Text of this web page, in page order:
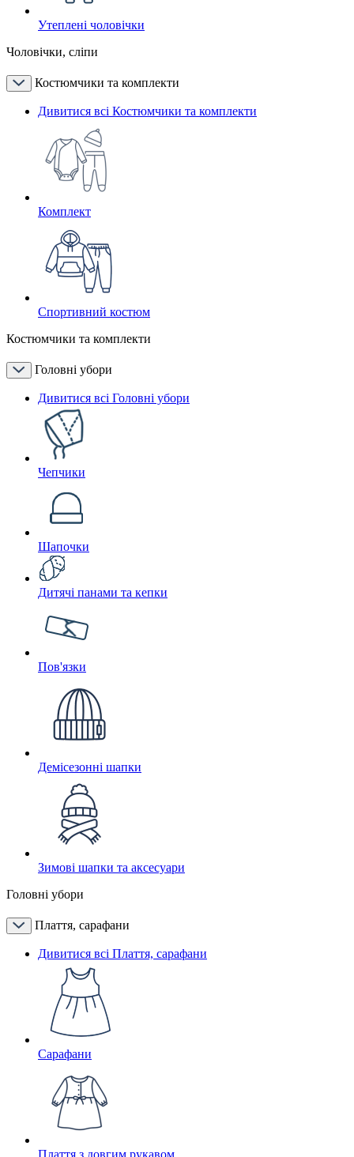
Утеплені чоловічки
Чоловічки, сліпи
Костюмчики та комплекти
Дивитися всі Костюмчики та комплекти
Комплект
Спортивний костюм
Костюмчики та комплекти
Головні убори
Дивитися всі Головні убори
Чепчики
Шапочки
Дитячі панами та кепки
Пов'язки
Демісезонні шапки
Зимові шапки та аксесуари
Головні убори
Плаття, сарафани
Дивитися всі Плаття, сарафани
Сарафани
Плаття з довгим рукавом